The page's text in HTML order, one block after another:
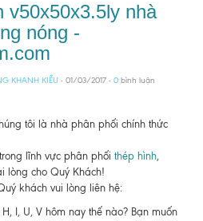
v50x50x3.5ly nhà
nóng -
KHANH KIỀU - 01/03/2017 - 0 bình luận
tôi là nhà phân phối chính thức
lĩnh vực phân phối thép hình,
lòng cho Quý Khách!
khách vui lòng liên hệ:
I, U, V hôm nay thế nào? Bạn muốn